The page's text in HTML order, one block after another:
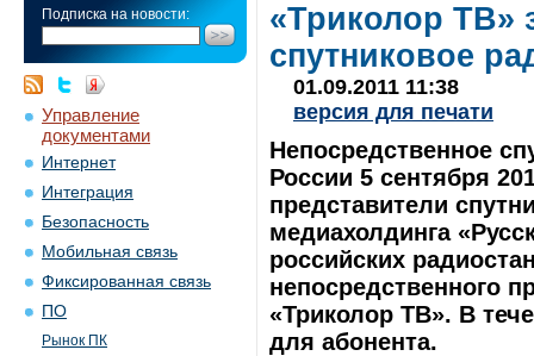
Подписка на новости:
Управление
документами
Интернет
Интеграция
Безопасность
Мобильная связь
Фиксированная связь
ПО
Рынок ПК
«Триколор ТВ»
спутниковое
01.09.2011 11:38
версия для печати
Непосредственное
России 5 сентября
представители
медиахолдинга
российских
непосредственного
«Триколор ТВ». В
для абонента.